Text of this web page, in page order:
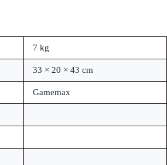
7 kg
33 × 20 × 43 cm
Gamemax